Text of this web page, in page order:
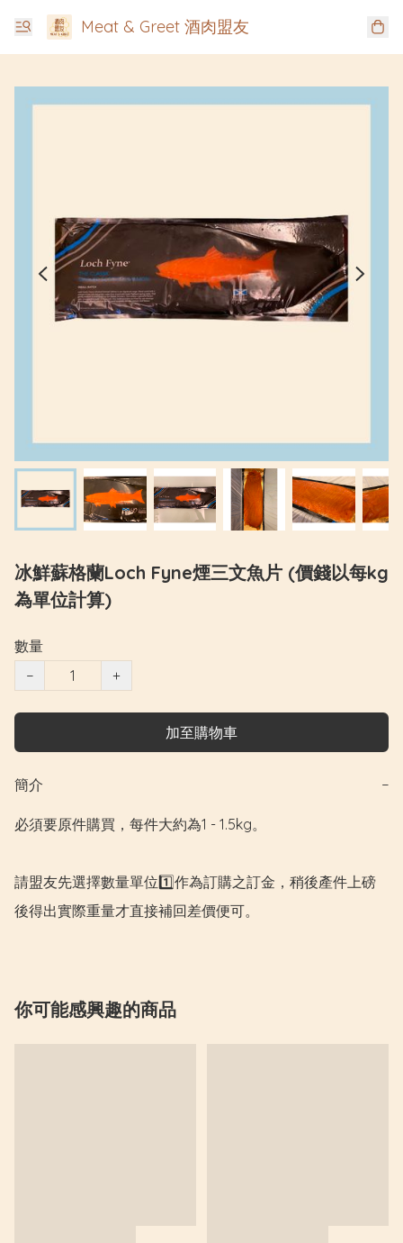
Meat & Greet 酒肉盟友
冰鮮蘇格蘭Loch Fyne煙三文魚片 (價錢以每kg
為單位計算)
數量
−
+
加至購物車
簡介 −
必須要原件購買，每件大約為1 - 1.5kg。
請盟友先選擇數量單位1️⃣作為訂購之訂金，稍後產件上磅
後得出實際重量才直接補回差價便可。
你可能感興趣的商品